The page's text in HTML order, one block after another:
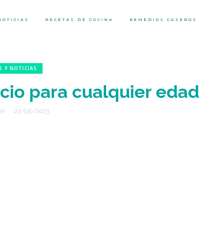
RECETAS DE COCINA REMEDIOS CASEROS
Y NOTICIAS
para cualquier edad
03/05/2023